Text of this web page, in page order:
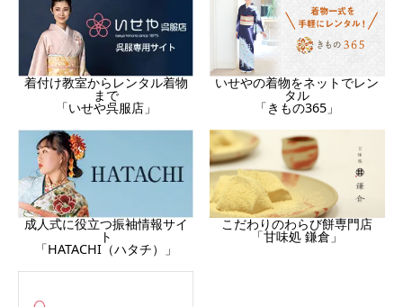
着付け教室からレンタル着物
まで
「いせや呉服店」
いせやの着物をネットでレン
タル
「きもの365」
成人式に役立つ振袖情報サイ
ト
「HATACHI（ハタチ）」
こだわりのわらび餅専門店
「甘味処 鎌倉」